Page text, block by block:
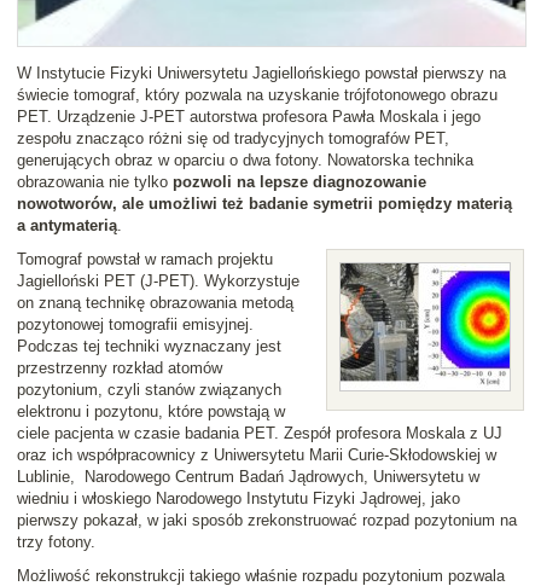
W Instytucie Fizyki Uniwersytetu Jagiellońskiego powstał pierwszy na
świecie tomograf, który pozwala na uzyskanie trójfotonowego obrazu
PET. Urządzenie J-PET autorstwa profesora Pawła Moskala i jego
zespołu znacząco różni się od tradycyjnych tomografów PET,
generujących obraz w oparciu o dwa fotony. Nowatorska technika
obrazowania nie tylko pozwoli na lepsze diagnozowanie
nowotworów, ale umożliwi też badanie symetrii pomiędzy materią
a antymaterią.
Tomograf powstał w ramach projektu
Jagielloński PET (J-PET). Wykorzystuje
on znaną technikę obrazowania metodą
pozytonowej tomografii emisyjnej.
Podczas tej techniki wyznaczany jest
przestrzenny rozkład atomów
pozytonium, czyli stanów związanych
elektronu i pozytonu, które powstają w
ciele pacjenta w czasie badania PET. Zespół profesora Moskala z UJ
oraz ich współpracownicy z Uniwersytetu Marii Curie-Skłodowskiej w
Lublinie, Narodowego Centrum Badań Jądrowych, Uniwersytetu w
wiedniu i włoskiego Narodowego Instytutu Fizyki Jądrowej, jako
pierwszy pokazał, w jaki sposób zrekonstruować rozpad pozytonium na
trzy fotony.
Możliwość rekonstrukcji takiego właśnie rozpadu pozytonium pozwala